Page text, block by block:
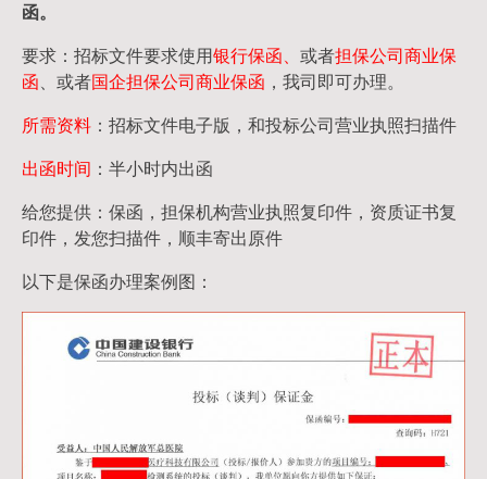
函。
要求：招标文件要求使用银行保函、 或者担保公司商业保
函 、或者国企担保公司商业保函 ，我司即可办理。
所需资料 ：招标文件电子版，和投标公司营业执照扫描件
出函时间 ：半小时内出函
给您提供：保函，担保机构营业执照复印件，资质证书复
印件，发您扫描件，顺丰寄出原件
以下是保函办理案例图：